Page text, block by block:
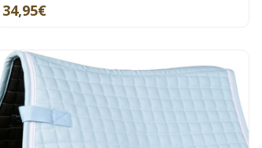
34,95€